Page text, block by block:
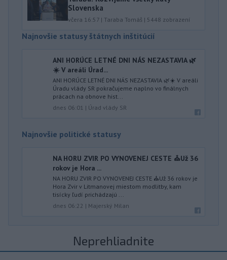
Slovenska
včera 16:57 | Taraba Tomáš | 5448 zobrazení
Najnovšie statusy štátnych inštitúcií
ANI HORÚCE LETNÉ DNI NÁS NEZASTAVIA 🌿
☀️ V areáli Úrad...
ANI HORÚCE LETNÉ DNI NÁS NEZASTAVIA 🌿☀️ V areáli
Úradu vlády SR pokračujeme naplno vo finálnych
prácach na obnove hist...
dnes 06:01 | Úrad vlády SR
Najnovšie politické statusy
NA HORU ZVIR PO VYNOVENEJ CESTE ⛪️Už 36
rokov je Hora ...
NA HORU ZVIR PO VYNOVENEJ CESTE ⛪️Už 36 rokov je
Hora Zvir v Litmanovej miestom modlitby, kam
tisícky ľudí prichádzajú ...
dnes 06:22 | Majerský Milan
Neprehliadnite